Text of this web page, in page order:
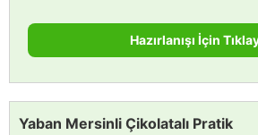
Hazırlanışı İçin
Yaban Mersinli Çikolatalı Pratik